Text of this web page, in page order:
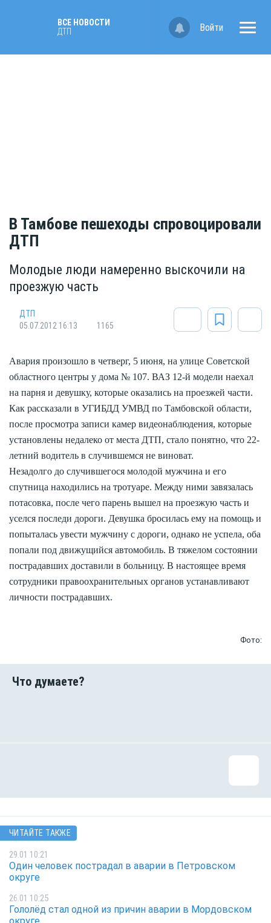
ВСЕ НОВОСТИ
ДТП
Войти
В Тамбове пешеходы спровоцировали
ДТП
Молодые люди намеренно выскочили на
проезжую часть
ДТП
05.07.2012 16:13
1165
Авария произошло в четверг, 5 июня, на улице Советской
областного центры у дома № 107. ВАЗ 12-й модели наехал
на парня и девушку, которые оказались на проезжей части.
Как рассказали в УГИБДД УМВД по Тамбовской области,
после просмотра записи камер видеонаблюдения, которые
установлены недалеко от места ДТП, стало понятно, что 22-
летний водитель в случившемся не виноват.
Незадолго до случившегося молодой мужчина и его
спутница находились на тротуаре. Между ними завязалась
потасовка, после чего парень вышел на проезжую часть и
уселся последи дороги. Девушка бросилась ему на помощь и
попыталась увести мужчину с дороги, однако не успела, оба
попали под движущийся автомобиль. В тяжелом состоянии
пострадавших доставили в больницу. В настоящее время
сотрудники правоохранительных органов устанавливают
личности пострадавших.
Фото:
ЧИТАЙТЕ ТАКЖЕ
29.01 10:21
Один человек пострадал в аварии в Петровском
округе
26.01 10:25
Гололёд стал одной из причин аварии в Мордовском